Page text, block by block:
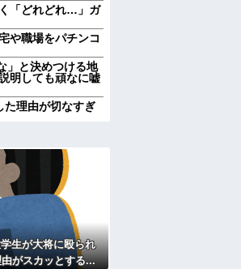
「どれどれ…」ガ
や職場をパチンコ
」と決めつける地
明しても頑なに嘘
た理由が切なすぎ
全滅。アルバイト
転劇wwww
、彼でいるときと
気で1時間くらい
生が大将に殴られ
がスカッとする...